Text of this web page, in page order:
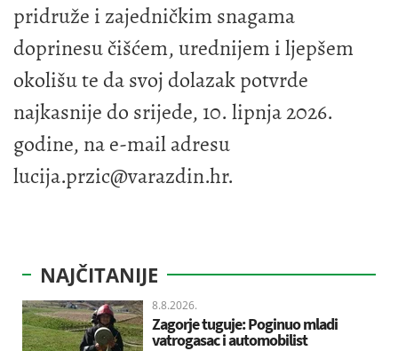
pridruže i zajedničkim snagama
doprinesu čišćem, urednijem i ljepšem
okolišu te da svoj dolazak potvrde
najkasnije do srijede, 10. lipnja 2026.
godine, na e-mail adresu
lucija.przic@varazdin.hr.
NAJČITANIJE
8.8.2026.
Zagorje tuguje: Poginuo mladi
vatrogasac i automobilist